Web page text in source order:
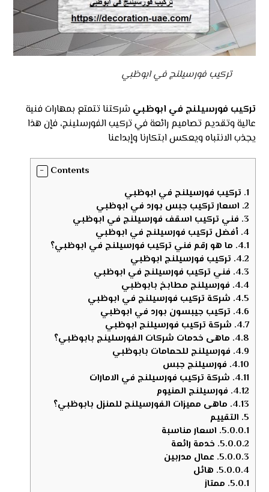
تركيب فورسيلنج في ابوظبي
تركيب فورسيلنج في ابوظبيشركتنا تتمتع بمهارات فنية
عالية وتقديم تصاميم رائعة في تركيب الفورسلينج، فإن هذا
يجذب الانتباه ويعكس ابتكارنا وإبداعنا
Contents
1. تركيب فورسيلنج في ابوظبي
2. اسعار تركيب جبس بورد في ابوظبي
3. فني تركيب اسقف فورسيلنج في ابوظبي
4. أفضل تركيب فورسيلنج في ابوظبي
4.1. ما هو رقم فني تركيب فورسيلنج في ابوظبي؟
4.2. تركيب فورسيلنج ابوظبي
4.3. فني تركيب فورسيلنج في ابوظبي
4.4. فورسيلنج مطابخ بابوظبي
4.5. شركة تركيب فورسيلنج في ابوظبي
4.6. تركيب جيبسون بورد في ابوظبي
4.7. شركة تركيب فورسيلنج ابوظبي
4.8. ماهى خدمات شركات الفورسلينج بابوظبي؟
4.9. فورسيلنج للحمامات بابوظبي
4.10. فورسيلنج جبس
4.11. شركة تركيب فورسيلنج في الامارات
4.12. فورسيلنج المنيوم
4.13. ماهى مميزات الفورسيلنج للمنزل بابوظبي؟
5. التقييم
5.0.0.1. اسعار مناسبة
5.0.0.2. خدمة رائعة
5.0.0.3. عمال مدربين
5.0.0.4. هائل
5.0.1. ممتاز